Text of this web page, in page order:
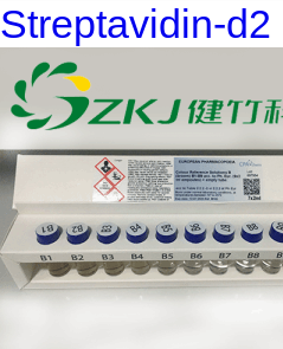
Streptavidin-d2